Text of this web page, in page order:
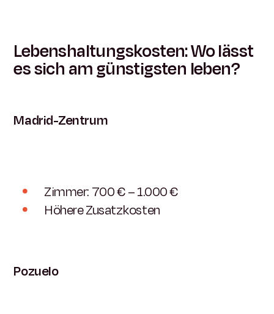
Lebenshaltungskosten: Wo lässt
es sich am günstigsten leben?
Madrid-Zentrum
Zimmer: 700 € – 1.000 €
Höhere Zusatzkosten
Pozuelo